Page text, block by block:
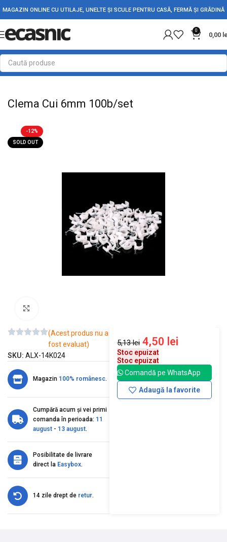
MAGAZIN ONLINE CU UTILAJE, UNELTE ȘI SCULE PENTRU CASĂ, FERMĂ ȘI GRĂDINĂ
0
0,00
Prima pagină Conectica Bride si coliere de prindere
Clema Cui 6mm 100b/set
-12%
SOLD OUT
(Acest produs nu a
fost evaluat)
SKU: ALX-14K024
Magazin 100% românesc.
Cumpără acum și vei primi
comanda în perioada: 11
august - 13 august.
Posibilitate de livrare
direct la Easybox.
14 zile drept de retur.
5,13lei 4,50 lei
Stoc epuizat
Stoc epuizat
Comandă pe WhatsApp
Adaugă la favorite